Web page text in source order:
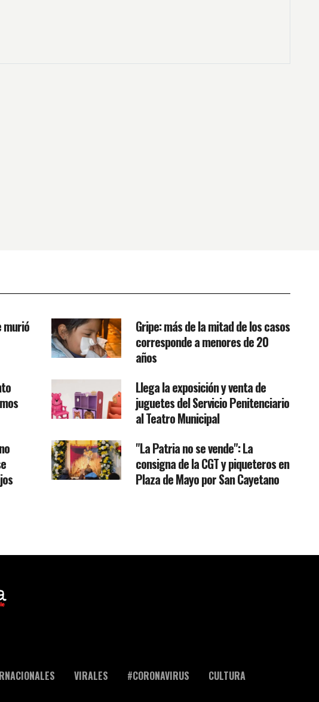
murió
Gripe: más de la mitad de los casos
corresponde a menores de 20
años
Llega la exposición y venta de
juguetes del Servicio Penitenciario
al Teatro Municipal
"La Patria no se vende": La
consigna de la CGT y piqueteros en
Plaza de Mayo por San Cayetano
VIRALES #CORONAVIRUS
CULTURA